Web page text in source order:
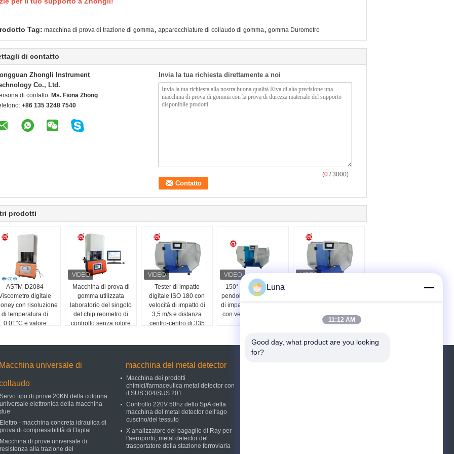
Tag: macchina di prova di trazione di gomma, apparecchiature di collaudo di gomma, gomma Durometro
di contatto
Zhongli Instrument
Co., Ltd.
di contatto: Ms. Fiona Zhong
+86 135 3248 7540
Invia la tua richiesta direttamente a noi
(0 / 3000)
prodotti
ASTM-D2084
digitale
con risoluzione
di temperatura di
0,01°C e valore
Macchina di prova di
gomma utilizzata
laboratorio del singolo
del chip reometro di
controllo senza rotore
Tester di impatto
digitale ISO 180 con
velocità di impatto di
3,5 m/s e distanza
centro-centro di 335
150° elevazione del
pendolo Tester digitale
di impatto IZOD Charpy
con velocità di impatto
di 3,8 m/s
gomma e plastica
conforme alla norma
Macchina universale di
Servo tipo di prove 20KN della colonna
universale elettronica della macchina
due
Elettro - macchina concreta idraulica di
prova di compressibilità di Digital
Macchina di prove universale di
resistenza alla trazione del
macchina del metal detector
Macchina dei prodotti
chimici/farmaceutica metal detector con
il SUS 304/SUS 201
Controllo 220V 50hz dello SpA della
macchina del metal detector dell'ago
cuscino/del tessuto
X analizzatore del bagaglio di Ray per
l'aeroporto, metal detector del
trasportatore della stazione ferroviaria
Luna
11:12 AM
Good day, what product are you looking
for?